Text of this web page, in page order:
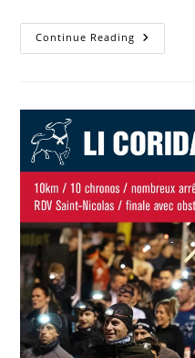
Continue Reading
08.02:
La
Sont